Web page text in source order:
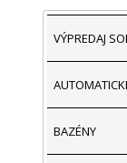
VÝPREDAJ
BAZÉNY